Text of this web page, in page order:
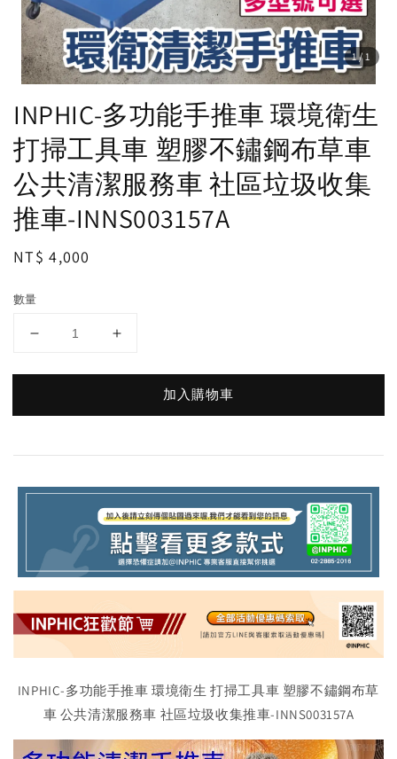
1/1
INPHIC-多功能手推車 環境衛生
打掃工具車 塑膠不鏽鋼布草車
公共清潔服務車 社區垃圾收集
推車-INNS003157A
Regular
NT$ 4,000
數量
加入購物車
INPHIC-多功能手推車 環境衛生 打掃工具車 塑膠不鏽鋼布草
車 公共清潔服務車 社區垃圾收集推車-INNS003157A